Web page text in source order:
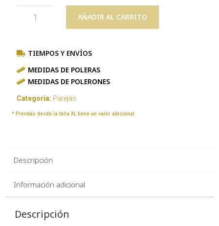
AÑADIR AL CARRITO
TIEMPOS Y ENVÍOS
MEDIDAS DE POLERAS
MEDIDAS DE POLERONES
Categoría: Parejas
* Prendas desde la talla XL tiene un valor adicional
Descripción
Información adicional
Descripción